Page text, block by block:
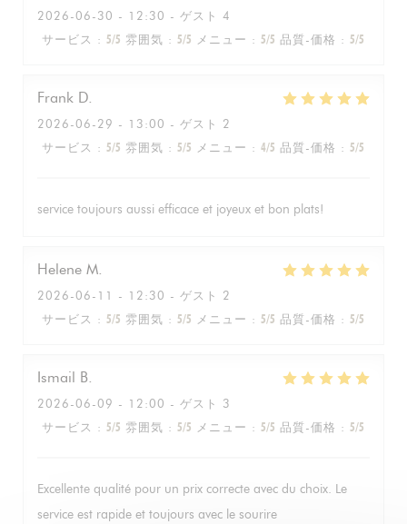
2026-06-30 - 12:30 - ゲスト 4
サービス : 5/5 雰囲気 : 5/5 メニュー : 5/5 品質-価格 : 5/5
Frank D
2026-06-29 - 13:00 - ゲスト 2
サービス : 5/5 雰囲気 : 5/5 メニュー : 4/5 品質-価格 : 5/5
service toujours aussi efficace et joyeux et bon plats!
Helene M
2026-06-11
- 12:30 - ゲスト 2
サービス : 5/5 雰囲気 : 5/5 メニュー : 5/5 品質-価格 : 5/5
Ismail B
2026-06-09 - 12:00 - ゲスト 3
サービス : 5/5 雰囲気 : 5/5 メニュー : 5/5 品質-価格 : 5/5
Excellente qualité pour un prix correcte avec du choix. Le
service est rapide et toujours avec le sourire